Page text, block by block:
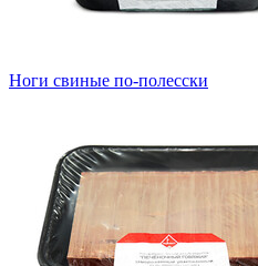
Ноги свиные по-полесски